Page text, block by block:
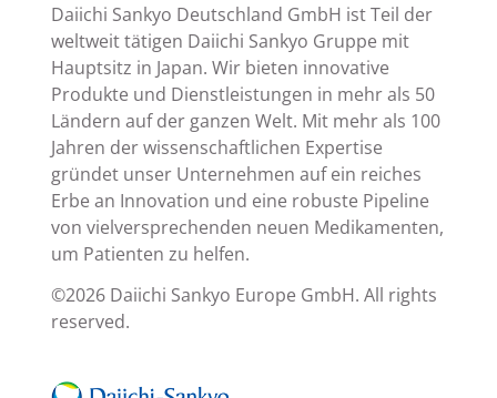
Daiichi Sankyo Deutschland GmbH ist Teil der
weltweit tätigen Daiichi Sankyo Gruppe mit
Hauptsitz in Japan. Wir bieten innovative
Produkte und Dienstleistungen in mehr als 50
Ländern auf der ganzen Welt. Mit mehr als 100
Jahren der wissenschaftlichen Expertise
gründet unser Unternehmen auf ein reiches
Erbe an Innovation und eine robuste Pipeline
von vielversprechenden neuen Medikamenten,
um Patienten zu helfen.
©2026 Daiichi Sankyo Europe GmbH. All rights
reserved.